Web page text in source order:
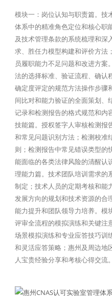
模块一：岗位认知与职责篇。技
体系中的精准角色定位和核心职
及技术管理条款的系统梳理和深
求、胜任力模型构建和评价方法
员履职能力不足问题和改进方
法的选择标准、验证流程、确认
确定度评定的规范方法操作步骤
间比对和能力验证的全面策划、
记录和检测报告的格式规范和内
技能篇。授权签字人审核检测报
和常见问题识别方法；检测校准
则；检测报告中常见错误类型的
能面临的各类法律风险的清醒认
理能力篇。技术团队培训需求的
制定；技术人员的定期考核和能
发展方向的规划和技术资源的合
能力提升和团队领导力培养。模
评审全流程的模拟演练和关键注
场景模拟演练和专业应答技巧训
和灵活应答策略；惠州及周边地
人宝贵经验分享和考核心得交流。